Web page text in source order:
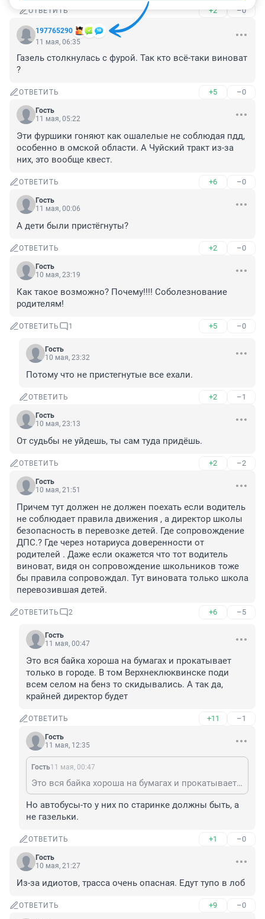
ОТВЕТИТЬ +2 –0
197765290
11 мая, 06:35
Газель столкнулась с фурой. Так кто всё-таки виноват
?
ОТВЕТИТЬ +5 –0
Гость
11 мая, 05:22
Эти фуршики гоняют как ошалелые не соблюдая пдд,
особенно в омской области. А Чуйский тракт из-за
них, это вообще квест.
ОТВЕТИТЬ +6 –0
Гость
11 мая, 00:06
А дети были пристёгнуты?
ОТВЕТИТЬ +2 –0
Гость
10 мая, 23:19
Как такое возможно? Почему!!!! Соболезнование
родителям!
ОТВЕТИТЬ 1 +5 –0
Гость
10 мая, 23:32
Потому что не пристегнутые все ехали.
ОТВЕТИТЬ +2 –1
Гость
10 мая, 23:13
От судьбы не уйдешь, ты сам туда придёшь.
ОТВЕТИТЬ +2 –2
Гость
10 мая, 21:51
Причем тут должен не должен поехать если водитель
не соблюдает правила движения , а директор школы
безопасность в перевозке детей. Где сопровождение
ДПС.? Где через нотариуса доверенности от
родителей . Даже если окажется что тот водитель
виноват, видя он сопровождение школьников тоже
бы правила сопровождал. Тут виновата только школа
перевозившая детей.
ОТВЕТИТЬ 2 +6 –5
Гость
11 мая, 00:47
Это вся байка хороша на бумагах и прокатывает
только в городе. В том Верхнеклюквинске поди
всем селом на бенз то скидывались. А так да,
крайней директор будет
ОТВЕТИТЬ +11 –1
Гость
11 мая, 12:35
Гость11 мая, 00:47
Это вся байка хороша на бумагах и прокатывает только в городе. В том Верхнеклюквинске поди всем селом на бенз то скидывались. А так да, крайней директор будет
Но автобусы-то у них по старинке должны быть, а
не газельки.
ОТВЕТИТЬ +1 –0
Гость
10 мая, 21:27
Из-за идиотов, трасса очень опасная. Едут тупо в лоб
ОТВЕТИТЬ +9 –0